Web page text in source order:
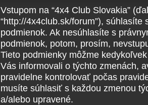
Vstupom na “4x4 Club Slovakia”
“http://4x4club.sk/forum”),
podmienok. Ak nesúhlasíte s
podmienok, potom, prosím,
Tieto podmienky môžme
Vás informovali o týchto zmenách,
pravidelne kontrolovať počas
musíte súhlasiť s každou zmenou
a/alebo upravené.